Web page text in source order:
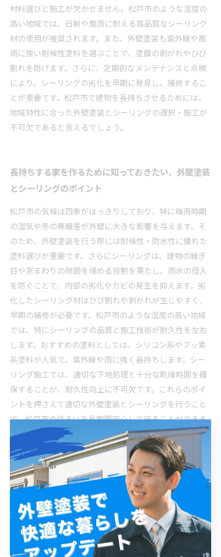
材料選びと施工が欠かせません。松戸市のような湿度の
高い地域では、日射や風雨に耐える高品質なシーリング
材の使用が推奨されます。また、外壁塗装も紫外線や風
雨に強い耐候性塗料を選ぶことで、塗膜の剥がれやひび
割れを防げます。さらに、定期的なメンテナンスと点検
により、シーリングの劣化を早期に発見し、補修するこ
とが重要です。松戸市で建物を長持ちさせるためには、
地域特性に合った外壁塗装とシーリングの選択・施工が
不可欠であると言えるでしょう。
長持ちする家を作るために知っておきたい、外壁塗装
とシーリングのポイント
松戸市の気候は四季がはっきりしており、特に梅雨時期
の湿気や冬の寒暖差が外壁に大きな影響を与えます。そ
のため、外壁塗装を行う際には耐候性・防水性に優れた
塗料選びが重要です。さらにシーリングは、建物の継ぎ
目や窓まわりの隙間を埋める役割を果たし、雨水の侵入
を防ぐことで、内部の劣化やカビの発生を抑えます。劣
化したシーリング材はひび割れや剥がれが生じやすく、
早期の補修が必要です。松戸市のような湿度の高い地域
では、特にシーリングの品質と施工技術が耐久性を左右
します。おすすめの塗料としては、シリコン系やフッ素
系塗料が人気で、紫外線や雨に強く長持ちします。シー
リング施工では、適切な下地処理と十分な乾燥時間を確
保することが、耐久性向上に不可欠です。これらのポイ
ントを押さえて適切な外壁塗装とシーリングを行うこと
で、松戸市の住まいを長期間安心して守ることができま
す。
施工後のメンテナンスで差が出る！松戸市の外壁塗装
とシーリングの効果的な保護法
松戸市の外壁塗装とシーリングは、建物の保護と美観維
持に欠かせない要素です。特に外壁の劣化を防ぐために
は、優れた塗装材の選択だけでなく、シーリングの適切